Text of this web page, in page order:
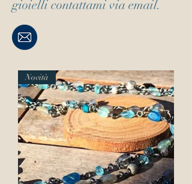
Novità
gioielli contattami via email.